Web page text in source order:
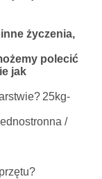
życzenia,
polecić
jak
25kg-
/